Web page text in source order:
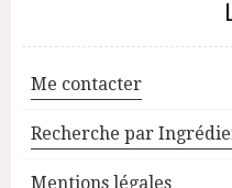
Me contacter
Recherche par
Mentions légales